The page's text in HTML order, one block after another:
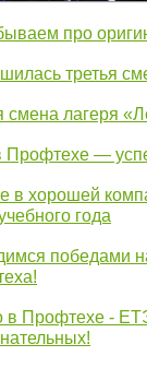
про
третья
смена лагеря
Профтехе —
в хорошей
года
победами
в Профтехе -